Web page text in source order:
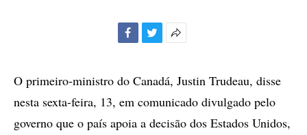
compartilhamento
O primeiro-ministro do Canadá, Justin Trudeau, disse
nesta sexta-feira, 13, em comunicado divulgado pelo
governo que o país apoia a decisão dos Estados Unidos,